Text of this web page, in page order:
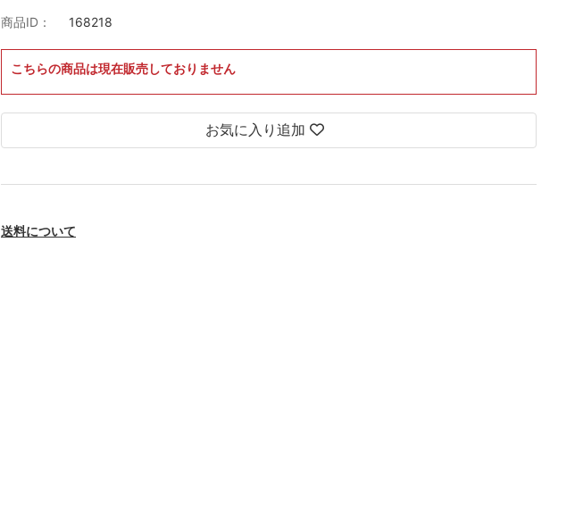
商品ID： 168218
こちらの商品は現在販売しておりません
お気に入り追加
送料について